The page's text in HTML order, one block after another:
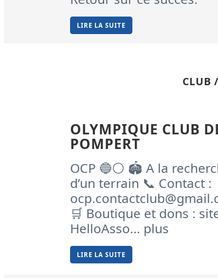
LIRE LA SUITE
CLUB
OLYMPIQUE CLUB
POMPERT
OCP 🔵⚪️ 🏟️ A la
d’un terrain 📞 Contact :
🛒 Boutique et dons :
HelloAsso... plus
LIRE LA SUITE